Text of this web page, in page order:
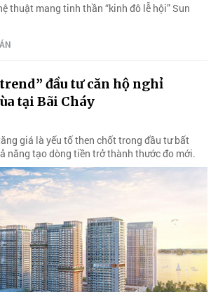
thuật mang tinh thần “kinh đô lễ hội” Sun
đầu tư căn hộ nghỉ
tại Bãi Cháy
giá là yếu tố then chốt trong đầu tư bất
năng tạo dòng tiền trở thành thước đo mới.